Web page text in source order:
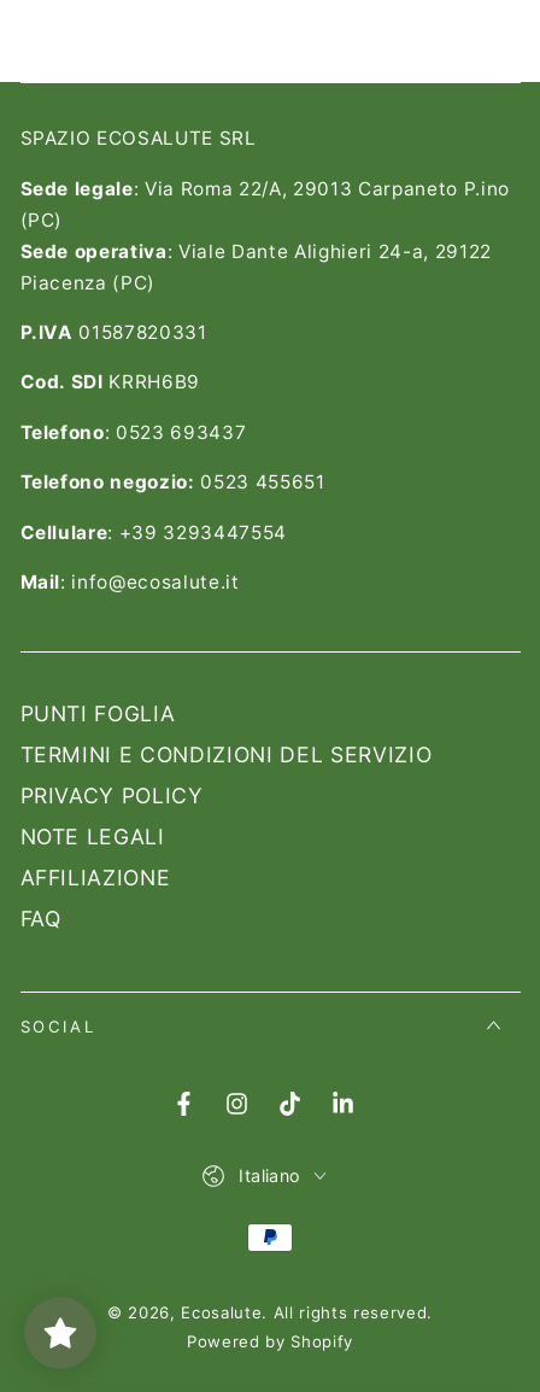
SPAZIO ECOSALUTE SRL
Sede legale: Via Roma 22/A, 29013 Carpaneto P.ino
(PC)
Sede operativa: Viale Dante Alighieri 24-a, 29122
Piacenza (PC)
P.IVA 01587820331
Cod. SDI KRRH6B9
Telefono: 0523 693437
Telefono negozio: 0523 455651
Cellulare: +39 3293447554
Mail: info@ecosalute.it
PUNTI FOGLIA
TERMINI E CONDIZIONI DEL SERVIZIO
PRIVACY POLICY
NOTE LEGALI
AFFILIAZIONE
FAQ
SOCIAL
FacebookInstagramTikTokLinkedIn
© 2026, Ecosalute. All rights reserved.
Powered by Shopify
Italiano
pagamento